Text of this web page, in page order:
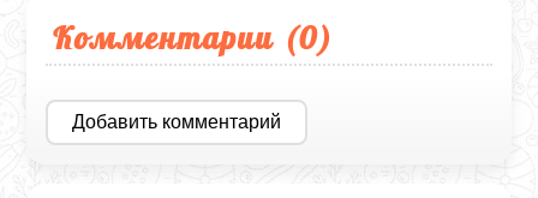
Комментарии (0)
Добавить комментарий